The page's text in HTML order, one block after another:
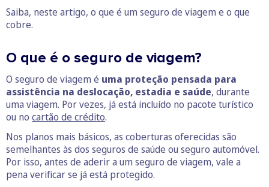
Saiba, neste artigo, o que é um seguro de viagem e o que
cobre.
O que é o seguro de viagem?
O seguro de viagem é uma proteção pensada para
assistência na deslocação, estadia e saúde, durante
uma viagem. Por vezes, já está incluído no pacote turístico
ou no cartão de crédito.
Nos planos mais básicos, as coberturas oferecidas são
semelhantes às dos seguros de saúde ou seguro automóvel.
Por isso, antes de aderir a um seguro de viagem, vale a
pena verificar se já está protegido.